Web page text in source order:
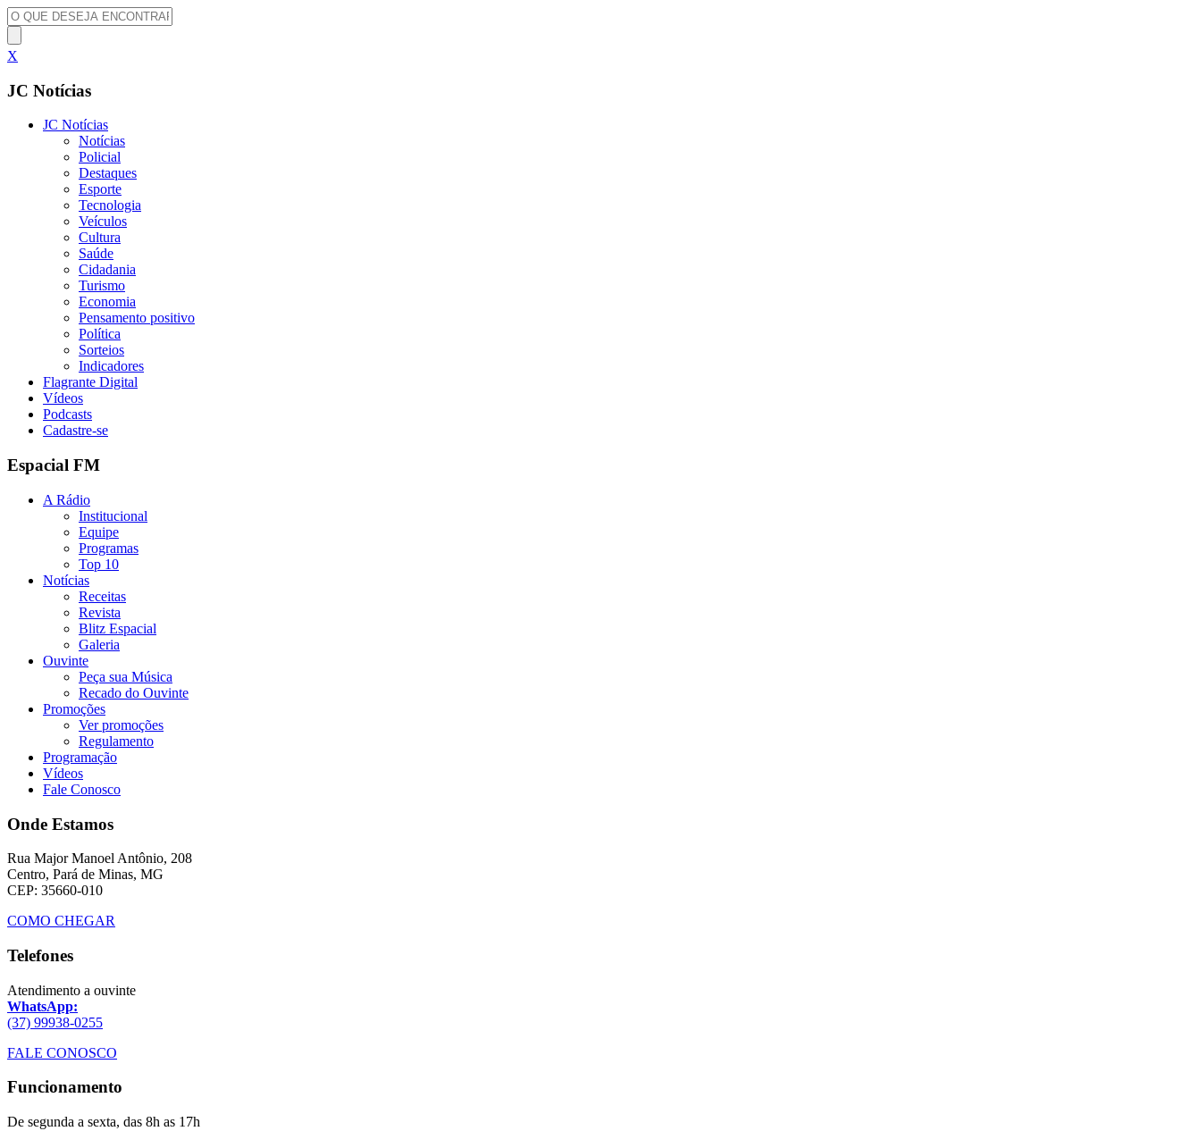
X
JC Notícias
JC Notícias
Notícias
Policial
Destaques
Esporte
Tecnologia
Veículos
Cultura
Saúde
Cidadania
Turismo
Economia
Pensamento positivo
Política
Sorteios
Indicadores
Flagrante Digital
Vídeos
Podcasts
Cadastre-se
Espacial FM
A Rádio
Institucional
Equipe
Programas
Top 10
Notícias
Receitas
Revista
Blitz Espacial
Galeria
Ouvinte
Peça sua Música
Recado do Ouvinte
Promoções
Ver promoções
Regulamento
Programação
Vídeos
Fale Conosco
Onde Estamos
Rua Major Manoel Antônio, 208
Centro, Pará de Minas, MG
CEP: 35660-010
COMO CHEGAR
Telefones
Atendimento a ouvinte
WhatsApp:
(37) 99938-0255
FALE CONOSCO
Funcionamento
De segunda a sexta, das 8h as 17h